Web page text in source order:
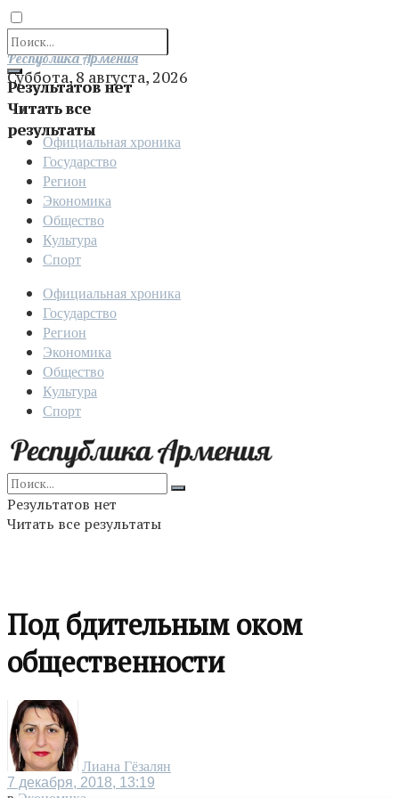
Результатов нет
Читать все
результаты
Отправить
Республика Армения
Суббота, 8 августа, 2026
Официальная хроника
Государство
Регион
Экономика
Общество
Культура
Спорт
Официальная хроника
Государство
Регион
Экономика
Общество
Культура
Спорт
Результатов нет
Читать все результаты
Под бдительным оком
общественности
Лиана Гёзалян
7 декабря, 2018, 13:19